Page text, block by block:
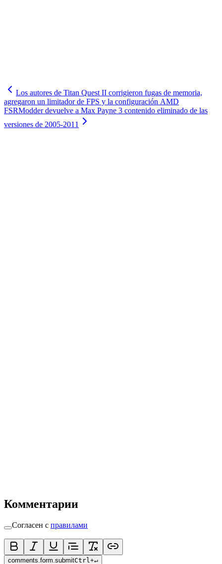
Los autores de Titan Quest II corrigieron fugas de memoria,
agregaron un limitador de FPS y la configuración AMD
FSRModder devuelve a Max Payne 3 contenido eliminado de las
versiones de 2005-2011
Комментарии
Согласен с правилами
comments.form.submitCtrl +↵